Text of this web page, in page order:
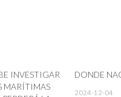
INVESTIGAR
MARÍTIMAS
DONDE
2024-12-04